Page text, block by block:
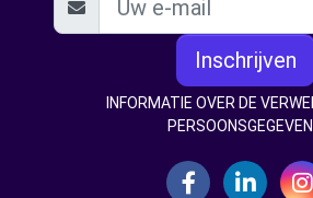
Inschrijven
INFORMATIE OVER DE